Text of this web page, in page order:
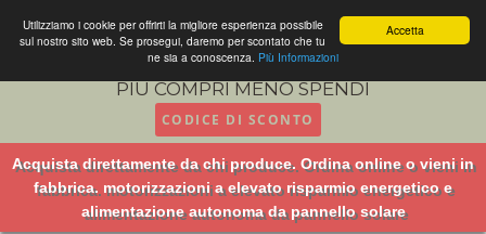
Accetta
Utilizziamo i cookie per offrirti la migliore esperienza possibile
sul nostro sito web. Se prosegui, daremo per scontato che tu
ne sia a conoscenza. Più Informazioni
PIU COMPRI MENO SPENDI
CODICE DI SCONTO
Acquista direttamente da chi produce. Ordina online o vieni in
fabbrica. motorizzazioni a elevato risparmio energetico e
alimentazione autonoma da pannello solare